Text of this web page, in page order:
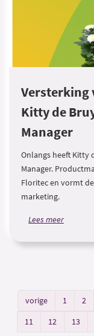
Versterking
Kitty de
Manager
Onlangs heeft Kitty
Manager.
Floritec en vormt
marketing.
Lees meer
vorige 1 2
11
12 13